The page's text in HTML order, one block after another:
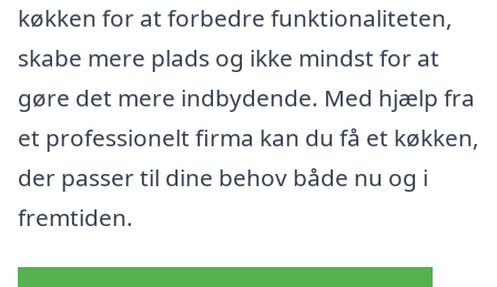
køkken for at forbedre funktionaliteten,
skabe mere plads og ikke mindst for at
gøre det mere indbydende. Med hjælp fra
et professionelt firma kan du få et køkken,
der passer til dine behov både nu og i
fremtiden.